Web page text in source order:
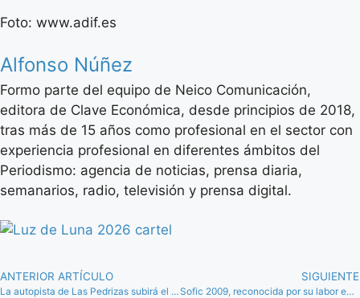
Foto: www.adif.es
Alfonso Núñez
Formo parte del equipo de Neico Comunicación,
editora de Clave Económica, desde principios de 2018,
tras más de 15 años como profesional en el sector con
experiencia profesional en diferentes ámbitos del
Periodismo: agencia de noticias, prensa diaria,
semanarios, radio, televisión y prensa digital.
ANTERIOR ARTÍCULO
La autopista de Las Pedrizas subirá el peaje para compensar el enlace desde Casabermeja
SIGUIENTE
Sofic 2009, reconocida por su labor empresarial en Sierra de Yeguas